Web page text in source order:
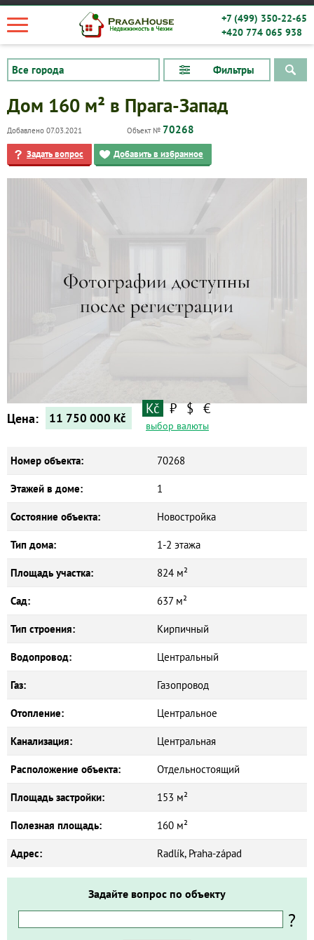
+7 (499) 350-22-65
+420 774 065 938
Фильтры
Квартиры
Дом 160 м² в Прага-Запад
Добавлено 07.03.2021 Объект № 70268
Задать вопрос Добавить в избранное
Цена: 11 750 000 Kč
Kč ₽ $ €
выбор валюты
Номер объекта: 70268
Этажей в доме: 1
Состояние объекта: Новостройка
Тип дома: 1-2 этажа
Площадь участка: 824 м²
Сад: 637 м²
Тип строения: Кирпичный
Водопровод: Центральный
Газ: Газопровод
Отопление: Центральное
Канализация: Центральная
Расположение объекта: Отдельностоящий
Площадь застройки: 153 м²
Полезная площадь: 160 м²
Адрес: Radlík, Praha-západ
Задайте вопрос по объекту
?